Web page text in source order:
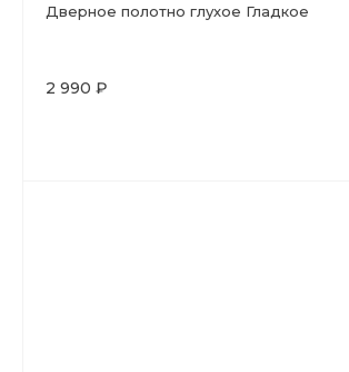
Дверное полотно глухое Гладкое
2 990 ₽